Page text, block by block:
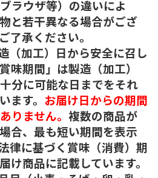
ラウザ等）の違いによ
と若干異なる場合がござ
了承ください。
（加工）日から安全に召し
味期間」は製造（加工）
分に可能な日までをそれ
ます。 お届け日からの期間
りません。 複数の商品が
合、最も短い期間を表示
律に基づく賞味（消費）期
け商品に記載しています。